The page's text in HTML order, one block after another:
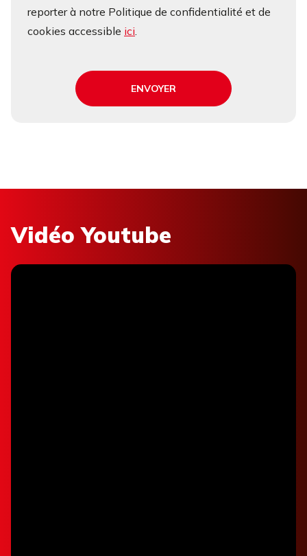
reporter à notre Politique de confidentialité et de
cookies accessible ici.
ENVOYER
Vidéo Youtube